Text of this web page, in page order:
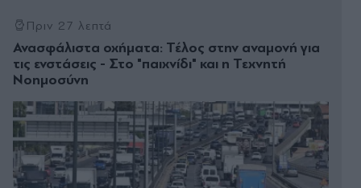
Πριν 27 λεπτά
Ανασφάλιστα οχήματα: Τέλος στην αναμονή για
τις ενστάσεις - Στο "παιχνίδι" και η Τεχνητή
Νοημοσύνη